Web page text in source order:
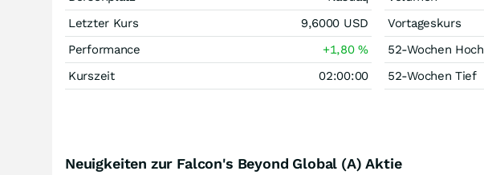
Letzter Kurs
9,6000 USD
Performance
+1,80%
Kurszeit
02:00:00
Vortageskurs
52-Wochen Hoch
52-Wochen Tief
Neuigkeiten zur Falcon's Beyond Global (A) Aktie